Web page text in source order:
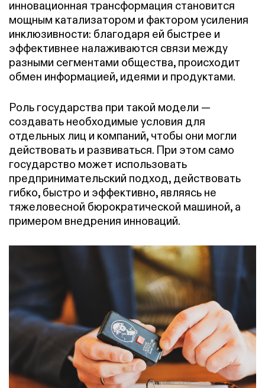
инновационная трансформация становится
мощным катализатором и фактором усиления
инклюзивности: благодаря ей быстрее и
эффективнее налаживаются связи между
разными сегментами общества, происходит
обмен информацией, идеями и продуктами.
Роль государства при такой модели —
создавать необходимые условия для
отдельных лиц и компаний, чтобы они могли
действовать и развиваться. При этом само
государство может использовать
предпринимательский подход, действовать
гибко, быстро и эффективно, являясь не
тяжеловесной бюрократической машиной, а
примером внедрения инноваций.